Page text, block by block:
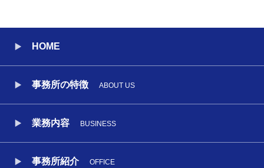
HOME
事務所の特徴 ABOUT US
業務内容 BUSINESS
事務所紹介 OFFICE